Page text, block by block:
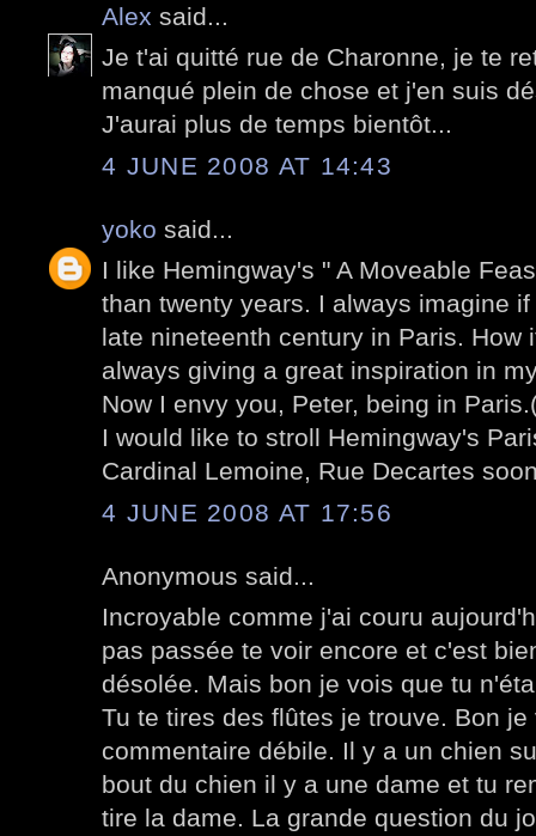
Alex said...
Je t'ai quitté rue de Charonne, je te
manqué plein de chose et j'en suis
J'aurai plus de temps bientôt...
4 JUNE 2008 AT 14:43
yoko said...
I like Hemingway's " A Moveable
than twenty years. I always imagine
late nineteenth century in Paris. How
always giving a great inspiration in
Now I envy you, Peter, being in
I would like to stroll Hemingway's
Cardinal Lemoine, Rue Decartes
4 JUNE 2008 AT 17:56
Anonymous said...
Incroyable comme j'ai couru
pas passée te voir encore et c'est
désolée. Mais bon je vois que tu
Tu te tires des flûtes je trouve. Bon
commentaire débile. Il y a un chien
bout du chien il y a une dame et tu
tire la dame. La grande question du